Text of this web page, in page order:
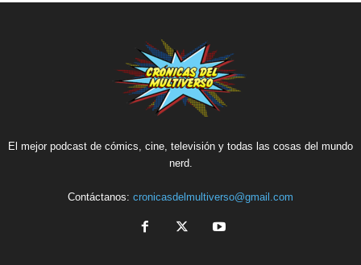
El mejor podcast de cómics, cine, televisión y todas las cosas del mundo
nerd.
Contáctanos: cronicasdelmultiverso@gmail.com